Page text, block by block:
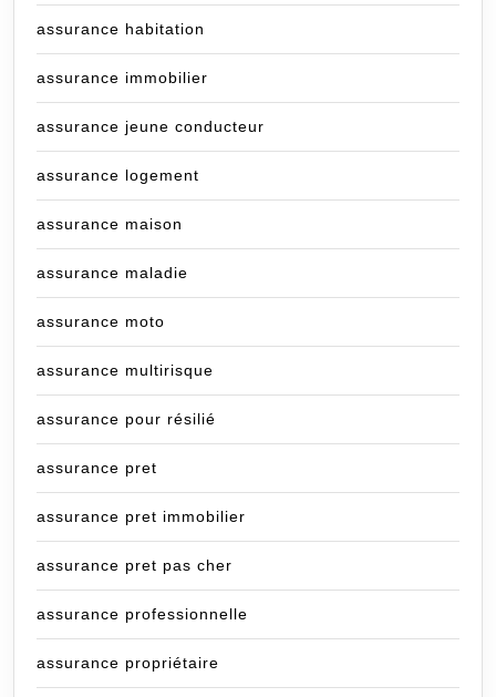
assurance habitation
assurance immobilier
assurance jeune conducteur
assurance logement
assurance maison
assurance maladie
assurance moto
assurance multirisque
assurance pour résilié
assurance pret
assurance pret immobilier
assurance pret pas cher
assurance professionnelle
assurance propriétaire